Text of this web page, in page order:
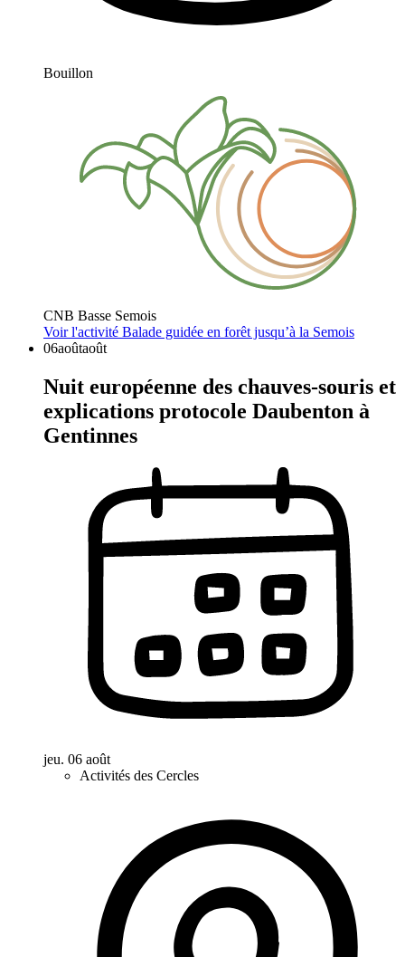
Bouillon
CNB Basse Semois
Voir l'activité Balade guidée en forêt jusqu’à la Semois
06aoûtaoût
Nuit européenne des chauves-souris et
explications protocole Daubenton à
Gentinnes
jeu. 06 août
Activités des Cercles